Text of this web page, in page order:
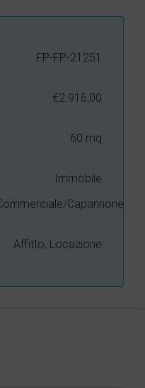
FP-FP-21251
€2.916,00
60 mq
Immobile
Capannone
Affitto, Locazione